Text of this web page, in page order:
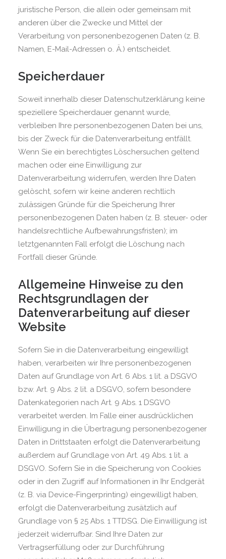
juristische Person, die allein oder gemeinsam mit
anderen über die Zwecke und Mittel der
Verarbeitung von personenbezogenen Daten (z. B.
Namen, E-Mail-Adressen o. Ä.) entscheidet.
Speicherdauer
Soweit innerhalb dieser Datenschutzerklärung keine
speziellere Speicherdauer genannt wurde,
verbleiben Ihre personenbezogenen Daten bei uns,
bis der Zweck für die Datenverarbeitung entfällt.
Wenn Sie ein berechtigtes Löschersuchen geltend
machen oder eine Einwilligung zur
Datenverarbeitung widerrufen, werden Ihre Daten
gelöscht, sofern wir keine anderen rechtlich
zulässigen Gründe für die Speicherung Ihrer
personenbezogenen Daten haben (z. B. steuer- oder
handelsrechtliche Aufbewahrungsfristen); im
letztgenannten Fall erfolgt die Löschung nach
Fortfall dieser Gründe.
Allgemeine Hinweise zu den
Rechtsgrundlagen der
Datenverarbeitung auf dieser
Website
Sofern Sie in die Datenverarbeitung eingewilligt
haben, verarbeiten wir Ihre personenbezogenen
Daten auf Grundlage von Art. 6 Abs. 1 lit. a DSGVO
bzw. Art. 9 Abs. 2 lit. a DSGVO, sofern besondere
Datenkategorien nach Art. 9 Abs. 1 DSGVO
verarbeitet werden. Im Falle einer ausdrücklichen
Einwilligung in die Übertragung personenbezogener
Daten in Drittstaaten erfolgt die Datenverarbeitung
außerdem auf Grundlage von Art. 49 Abs. 1 lit. a
DSGVO. Sofern Sie in die Speicherung von Cookies
oder in den Zugriff auf Informationen in Ihr Endgerät
(z. B. via Device-Fingerprinting) eingewilligt haben,
erfolgt die Datenverarbeitung zusätzlich auf
Grundlage von § 25 Abs. 1 TTDSG. Die Einwilligung ist
jederzeit widerrufbar. Sind Ihre Daten zur
Vertragserfüllung oder zur Durchführung